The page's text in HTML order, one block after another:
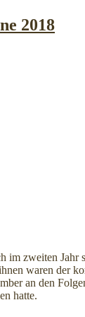
2018
im zweiten Jahr
waren der
an den
hatte.